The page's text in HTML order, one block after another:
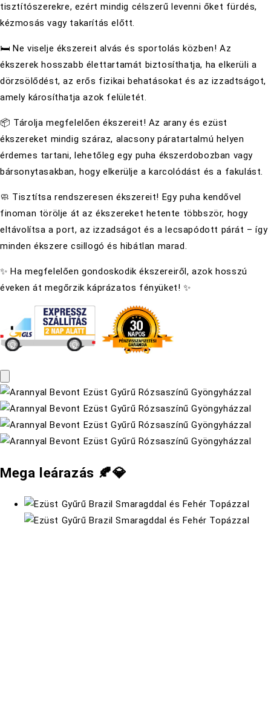
tisztítószerekre, ezért mindig célszerű levenni őket fürdés,
kézmosás vagy takarítás előtt.
🛏 Ne viselje ékszereit alvás és sportolás közben! Az
ékszerek hosszabb élettartamát biztosíthatja, ha elkerüli a
dörzsölődést, az erős fizikai behatásokat és az izzadtságot,
amely károsíthatja azok felületét.
📦 Tárolja megfelelően ékszereit! Az arany és ezüst
ékszereket mindig száraz, alacsony páratartalmú helyen
érdemes tartani, lehetőleg egy puha ékszerdobozban vagy
bársonytasakban, hogy elkerülje a karcolódást és a fakulást.
🧼 Tisztítsa rendszeresen ékszereit! Egy puha kendővel
finoman törölje át az ékszereket hetente többször, hogy
eltávolítsa a port, az izzadságot és a lecsapódott párát – így
minden ékszere csillogó és hibátlan marad.
✨ Ha megfelelően gondoskodik ékszereiről, azok hosszú
éveken át megőrzik káprázatos fényüket! ✨
Mega leárazás 🍂💎